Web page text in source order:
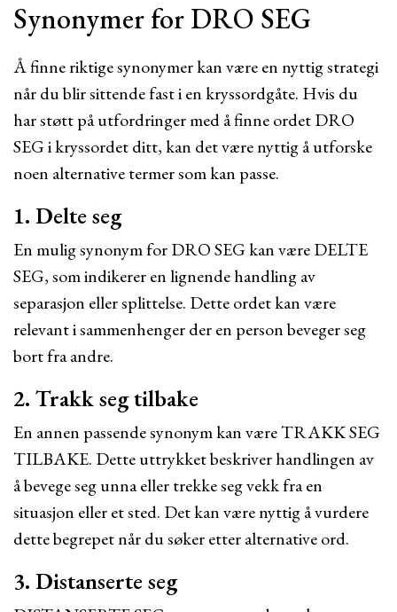
Synonymer for DRO SEG
Å finne riktige synonymer kan være en nyttig strategi
når du blir sittende fast i en kryssordgåte. Hvis du
har støtt på utfordringer med å finne ordet DRO
SEG i kryssordet ditt, kan det være nyttig å utforske
noen alternative termer som kan passe.
1. Delte seg
En mulig synonym for DRO SEG kan være DELTE
SEG, som indikerer en lignende handling av
separasjon eller splittelse. Dette ordet kan være
relevant i sammenhenger der en person beveger seg
bort fra andre.
2. Trakk seg tilbake
En annen passende synonym kan være TRAKK SEG
TILBAKE. Dette uttrykket beskriver handlingen av
å bevege seg unna eller trekke seg vekk fra en
situasjon eller et sted. Det kan være nyttig å vurdere
dette begrepet når du søker etter alternative ord.
3. Distanserte seg